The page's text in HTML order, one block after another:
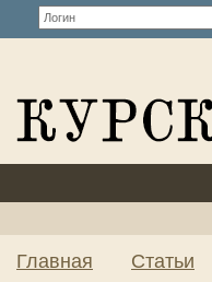
Главная Статьи